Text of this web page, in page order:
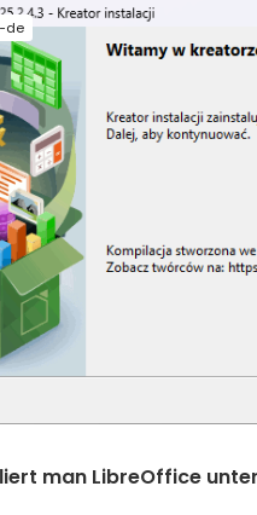
de
man LibreOffice